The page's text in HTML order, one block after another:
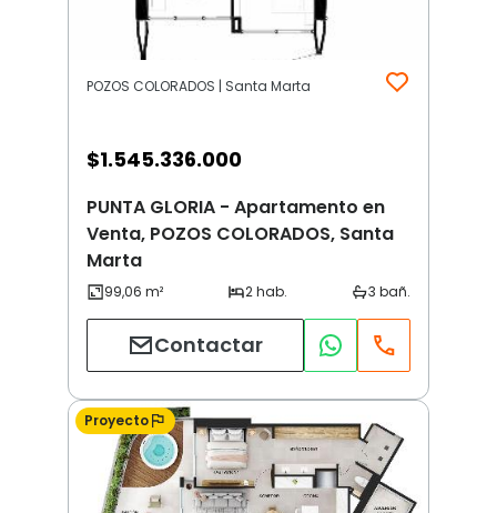
POZOS COLORADOS | Santa Marta
$1.545.336.000
PUNTA GLORIA - Apartamento en
Venta, POZOS COLORADOS, Santa
Marta
Contactar
Proyecto